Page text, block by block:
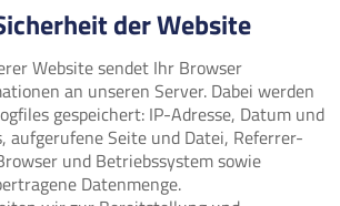
der Website
Website sendet Ihr Browser
an unseren Server. Dabei werden
gespeichert: IP-Adresse, Datum und
aufgerufene Seite und Datei, Referrer-
und Betriebssystem sowie
Datenmenge.